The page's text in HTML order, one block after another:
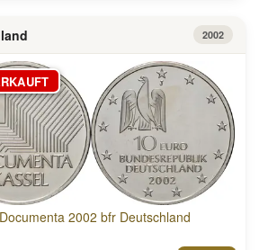
2002
2002 bfr Deutschland